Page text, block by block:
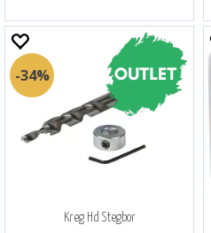
34%
Kreg Hd Stegbor